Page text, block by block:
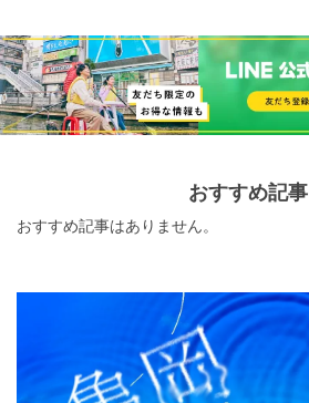
おすすめ記事
おすすめ記事はありません。